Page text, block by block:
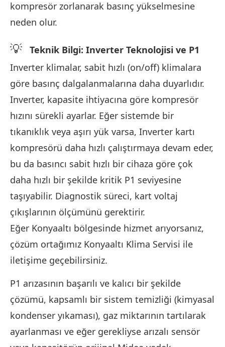
kompresör zorlanarak basınç yükselmesine
neden olur.
💡
Teknik Bilgi: Inverter Teknolojisi ve P1
Inverter klimalar, sabit hızlı (on/off) klimalara
göre basınç dalgalanmalarına daha duyarlıdır.
Inverter, kapasite ihtiyacına göre kompresör
hızını sürekli ayarlar. Eğer sistemde bir
tıkanıklık veya aşırı yük varsa, Inverter kartı
kompresörü daha hızlı çalıştırmaya devam eder,
bu da basıncı sabit hızlı bir cihaza göre çok
daha hızlı bir şekilde kritik P1 seviyesine
taşıyabilir. Diagnostik süreci, kart voltaj
çıkışlarının ölçümünü gerektirir.
Eğer Konyaaltı bölgesinde hizmet arıyorsanız,
çözüm ortağımız Konyaaltı Klima Servisi ile
iletişime geçebilirsiniz.
P1 arızasının başarılı ve kalıcı bir şekilde
çözümü, kapsamlı bir sistem temizliği (kimyasal
kondenser yıkaması), gaz miktarının tartılarak
ayarlanması ve eğer gerekliyse arızalı sensör